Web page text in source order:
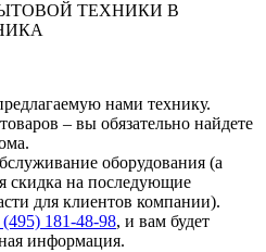
ТЕХНИКИ В
нами технику.
– вы обязательно найдете
оборудования (а
скидка на последующие
для клиентов компании).
(495) 181-48-98, и вам будет
информация.